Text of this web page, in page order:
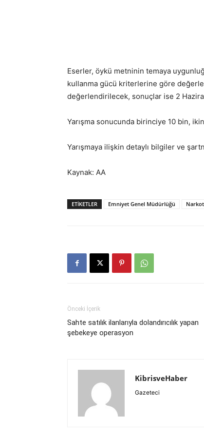
Eserler, öykü metninin temaya
kullanma gücü kriterlerine göre
değerlendirilecek, sonuçlar ise 2
Yarışma sonucunda birinciye 10 bin,
Yarışmaya ilişkin detaylı bilgiler ve
Kaynak: AA
ETIKETLER Emniyet Genel Müdürlüğü
Önceki İçerik
Sahte satılık ilanlarıyla dolandırıcılık yapan
şebekeye operasyon
KibrisveHaber
Gazeteci